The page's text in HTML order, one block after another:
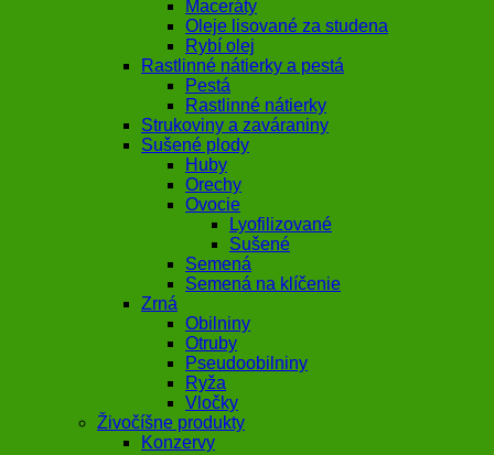
Maceráty
Oleje lisované za studena
Rybí olej
Rastlinné nátierky a pestá
Pestá
Rastlinné nátierky
Strukoviny a zaváraniny
Sušené plody
Huby
Orechy
Ovocie
Lyofilizované
Sušené
Semená
Semená na klíčenie
Zrná
Obilniny
Otruby
Pseudoobilniny
Ryža
Vločky
Živočíšne produkty
Konzervy